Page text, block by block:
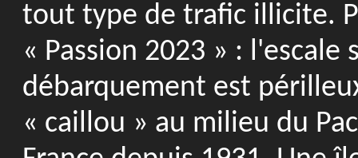
tout type de trafic illicite.
« Passion 2023 » :
débarquement est
« caillou » au milieu du